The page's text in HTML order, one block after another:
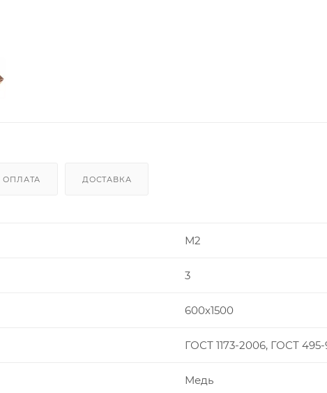
ОПЛАТА ДОСТАВКА
М2
3
600х1500
ГОСТ 1173-2006, ГОСТ
Медь